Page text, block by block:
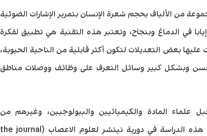
من الألياف بحجم شعرة الإنسان بتمرير الإشارات الضوئية
في الدماغ وبنجاح، وتعتبر هذه التقنية هي تطبيق لفكرة
بعض التعديلات لتكون أكثر قابلية من الناحية الحيوية،
وبشكل كبير وسائل التعرف على وظائف ووصلات مناطق
المادة والكيميائيين والبيولوجيين، وغيرهم من
المتخصصين. وقد نشرت نتائج هذه الدراسة في دورية نيتشر لعلوم الاعصاب (the journal